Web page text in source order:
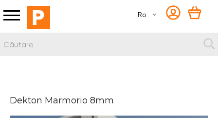
Ro
Dekton Marmorio 8mm